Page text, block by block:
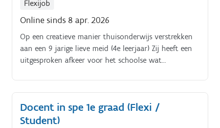
Flexijob
Online sinds 8 apr. 2026
Op een creatieve manier thuisonderwijs verstrekken
aan een 9 jarige lieve meid (4e leerjaar) Zij heeft een
uitgesproken afkeer voor het schoolse wat
manier wordt aangepakt, en gestimuleerd, zullen de
resultaten verbluffend zijn Wij zoeken iemand die
haar op een originele en creatieve manier kan
Docent in spe 1e graad (Flexi /
Student)